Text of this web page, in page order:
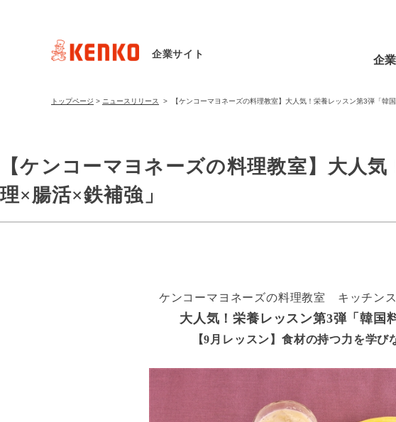
企業サイト 企
トップページ > ニュースリリース > 【ケンコーマヨネーズの料理教室】大人気！栄養レッスン第3弾「韓
【ケンコーマヨネーズの料理教室】大人
理×腸活×鉄補強」
ケンコーマヨネーズの料理教室 キッチン
大人気！栄養レッスン第3弾「韓国
【9月レッスン】食材の持つ力を学び